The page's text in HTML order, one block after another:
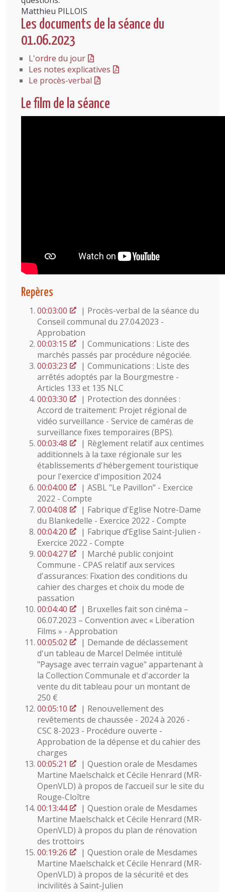
Matthieu PILLOIS
Les documents de la séance du
01.06.2023
L'ordre du jour
Les notes explicatives
Le procès-verbal
Le film de la séance
Repères
00:03:00
| Procès-verbal de la séance du
Conseil communal du 27.04.2023 -
Approbation
00:03:15
| Communications : Liste des
marchés passés par procédure négociée.
00:03:23
| Communications : Liste des
arrêtés adoptés par la Bourgmestre -
Articles 133 et 135 NLC
00:03:30
| Protection des données :
Accord de traitement: Projet régional de
vidéo surveillance - Service de caméras de
surveillance fixes temporaires (BPS).
00:03:48
| Règlement relatif aux centimes
additionnels à la taxe régionale sur les
établissements d'hébergement touristique
pour l'exercice d'imposition 2024
00:04:00
| ASBL "Le Pavillon" - Exercice
2022 - Compte
00:04:08
| Fabrique d'Eglise Notre-Dame
du Blankedelle - Exercice 2022 - Compte
00:04:20
| Fabrique d’Eglise Saint-Julien -
Exercice 2022 - Compte
00:04:27
| Marché public conjoint
Commune - CPAS relatif aux services
d'assurances: Fixation des conditions du
cahier des charges et choix du mode de
passation
00:04:40
| Bruxelles fait son cinéma –
06.07.2023 – Convention avec « Liberation
Films » - Approbation
00:05:02
| Demande de déclassement
d'un tableau de Marcel Delmée intitulé
"Paysage avec terrain vague" appartenant à
la Collection Communale et d'accorder la
vente du dit tableau pour un montant de
250 €
00:05:10
| Renouvellement des
revêtements de chaussée - 2024 à 2026 -
CSC 8-2023 - Procédure ouverte -
Approbation de la dépense et du cahier des
charges
00:05:21
| Question orale de Mesdames
Martine Maelschalck et Cécile Henrard (MR-
OpenVLD) à propos de l’accueil sur le site du
Rouge-Cloître
00:13:44
| Question orale de Mesdames
Martine Maelschalck et Cécile Henrard (MR-
OpenVLD) à propos du plan de rénovation
des trottoirs
00:19:26
| Question orale de Mesdames
Martine Maelschalck et Cécile Henrard (MR-
OpenVLD) à propos de la sécurité et des
incivilités à Saint-Julien